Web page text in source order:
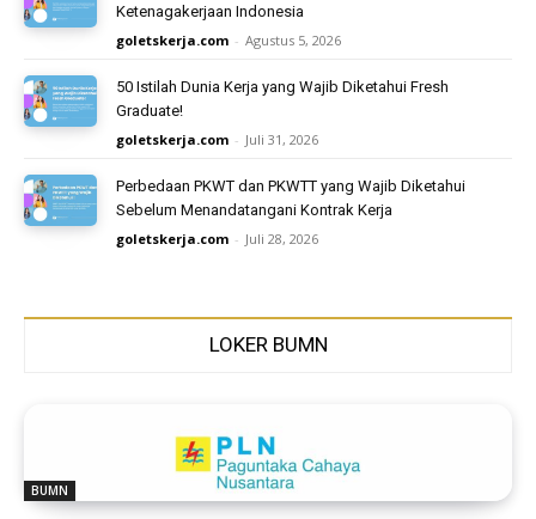
Ketenagakerjaan Indonesia
goletskerja.com - Agustus 5, 2026
50 Istilah Dunia Kerja yang Wajib Diketahui Fresh
Graduate!
goletskerja.com - Juli 31, 2026
Perbedaan PKWT dan PKWTT yang Wajib Diketahui
Sebelum Menandatangani Kontrak Kerja
goletskerja.com - Juli 28, 2026
LOKER BUMN
BUMN